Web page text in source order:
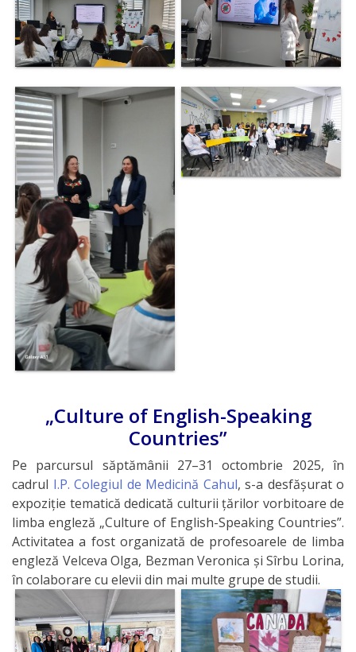
„Culture of English-Speaking
Countries”
Pe parcursul săptămânii 27–31 octombrie 2025, în
cadrul I.P. Colegiul de Medicină Cahul, s-a desfășurat o
expoziție tematică dedicată culturii țărilor vorbitoare de
limba engleză „Culture of English-Speaking Countries”.
Activitatea a fost organizată de profesoarele de limba
engleză Velceva Olga, Bezman Veronica și Sîrbu Lorina,
în colaborare cu elevii din mai multe grupe de studii.